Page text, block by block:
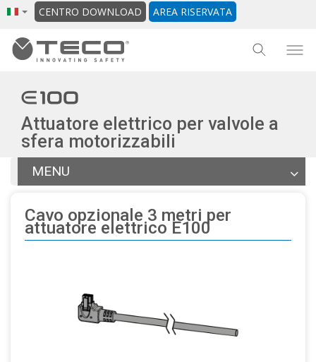
CENTRO DOWNLOAD AREA RISERVATA
Attuatore elettrico per valvole a
sfera motorizzabili
MENU
Documentazione
File BIM
Cavo opzionale 3 metri per
attuatore elettrico E100